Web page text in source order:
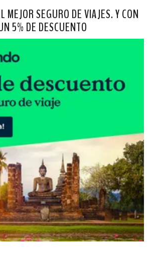
MEJOR SEGURO DE VIAJES. Y CON
5% DE DESCUENTO